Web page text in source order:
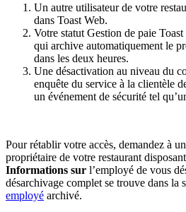
Un autre utilisateur de votre
dans Toast Web.
Votre statut Gestion de paie Toast
qui archive automatiquement le
dans les deux heures.
Une désactivation au niveau du
enquête du service à la clientèle
un événement de sécurité tel
Pour rétablir votre accès, demandez à
propriétaire de votre restaurant
Informations sur l’employé de vous
désarchivage complet se trouve dans la
employé archivé.